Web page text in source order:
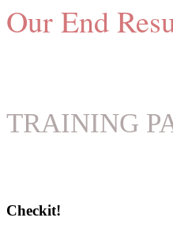
Our End
TRAINING
Checkit!